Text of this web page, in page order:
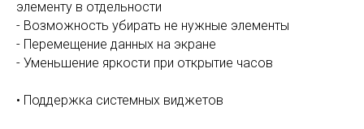
элементу в отдельности
- Возможность убирать не нужные элементы
- Перемещение данных на экране
- Уменьшение яркости при открытие часов
• Поддержка системных виджетов